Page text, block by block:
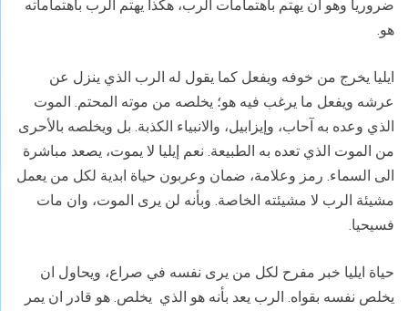
ضرورياً وهو ان يهتم باهتمامات الرب، هكذا يهتم الرب باهتماماته
هو.
ايليا يخرج من خوفه ويفعل كما يقول له الرب الذي ينزل عن
عرشه ويفعل ما يرغب فيه هو؛ يخلصه من موته المحتم. الموت
الذي وعده به آحاب، وإيزابيل، والانبياء الكذبة. بل ويخلصه بالأحرى
من الموت الذي تعده به الطبيعة. نعم إيليا لا يموت، يصعد مباشرة
الى السماء. رمز وعلامة، ضمان وعربون حياة ابدية لكل من يعمل
مشيئة الرب لا مشيئته الخاصة. وبأنه لن يرى الموت، وان مات
فسيحيا.
حياة ايليا خبر مفرح لكل من يرى نفسه في صراع، ويحاول ان
يخلص نفسه بقواه. الرب يعد بأنه هو الذي يخلص. هو قادر ان يمر